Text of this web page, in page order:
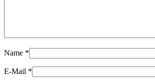
Name *
E-Mail *